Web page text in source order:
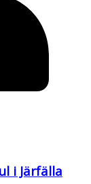
i Järfälla